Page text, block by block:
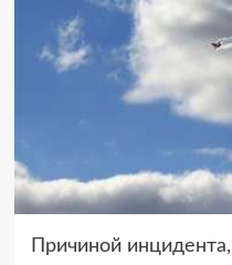
Причиной